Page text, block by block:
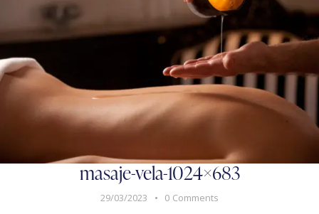
masaje-vela-1024×683
29/03/2023 0 Comments